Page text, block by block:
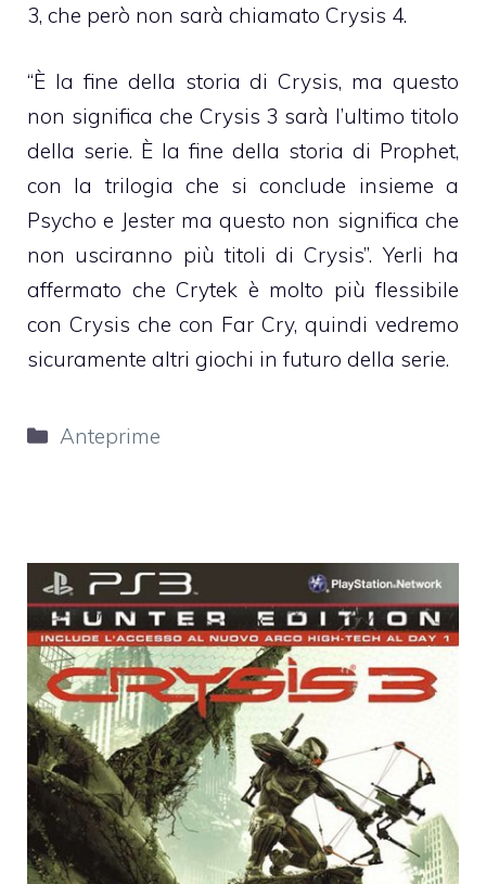
3, che però non sarà chiamato Crysis 4.
“È la fine della storia di Crysis, ma questo
non significa che Crysis 3 sarà l’ultimo titolo
della serie. È la fine della storia di Prophet,
con la trilogia che si conclude insieme a
Psycho e Jester ma questo non significa che
non usciranno più titoli di Crysis”. Yerli ha
affermato che Crytek è molto più flessibile
con Crysis che con Far Cry, quindi vedremo
sicuramente altri giochi in futuro della serie.
Categorie
Anteprime